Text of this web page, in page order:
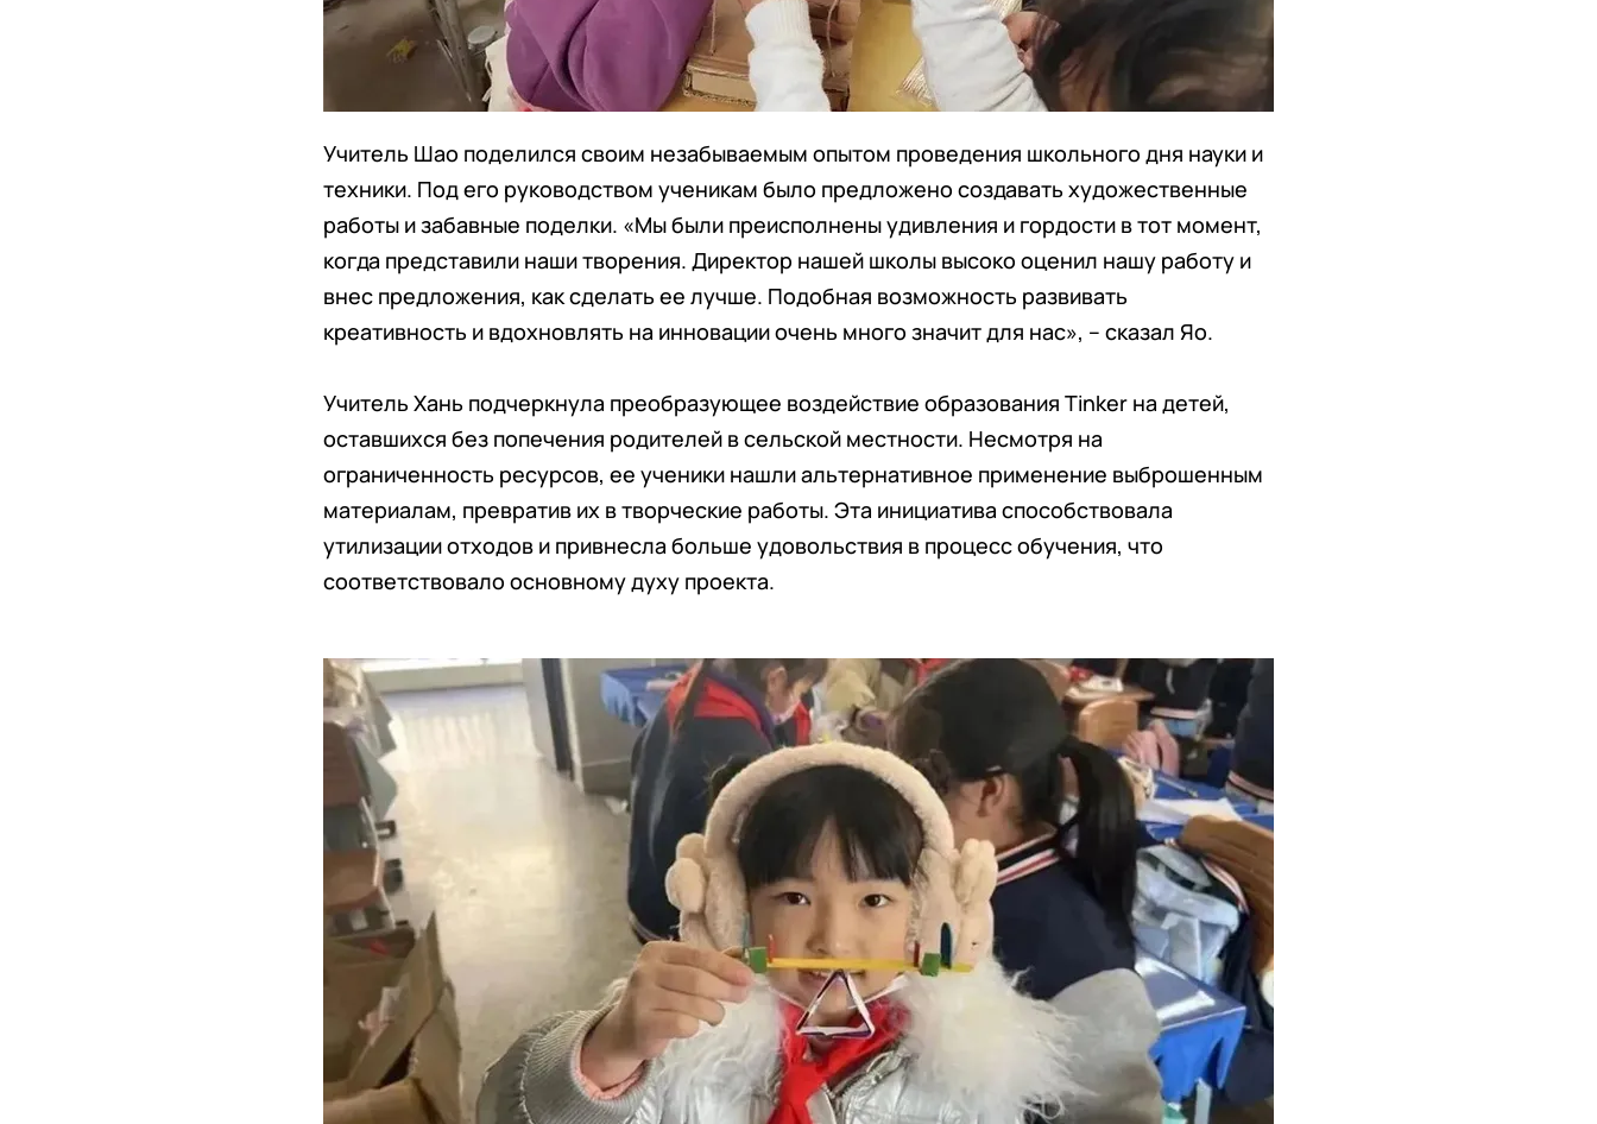
Учитель Шао поделился своим незабываемым опытом проведения школьного дня науки и
техники. Под его руководством ученикам было предложено создавать художественные
работы и забавные поделки. «Мы были преисполнены удивления и гордости в тот момент,
когда представили наши творения. Директор нашей школы высоко оценил нашу работу и
внес предложения, как сделать ее лучше. Подобная возможность развивать
креативность и вдохновлять на инновации очень много значит для нас», – сказал Яо.
Учитель Хань подчеркнула преобразующее воздействие образования Tinker на детей,
оставшихся без попечения родителей в сельской местности. Несмотря на
ограниченность ресурсов, ее ученики нашли альтернативное применение выброшенным
материалам, превратив их в творческие работы. Эта инициатива способствовала
утилизации отходов и привнесла больше удовольствия в процесс обучения, что
соответствовало основному духу проекта.